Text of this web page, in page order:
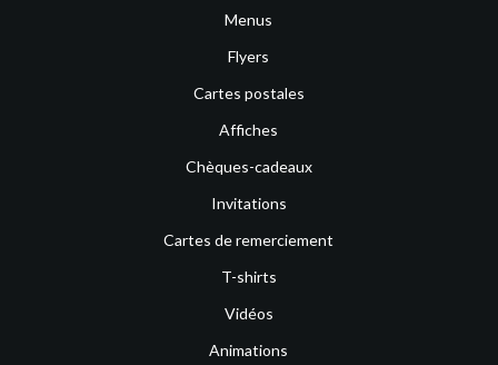
Menus
Flyers
Cartes postales
Affiches
Chèques-cadeaux
Invitations
Cartes de remerciement
T-shirts
Vidéos
Animations